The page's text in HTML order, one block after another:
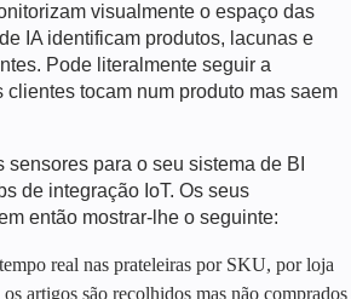
visualmente o espaço das
IA identificam produtos, lacunas e
Pode literalmente seguir a
clientes tocam num produto mas saem
para o seu sistema de BI
de integração IoT. Os seus
então mostrar-lhe o seguinte:
real nas prateleiras por SKU, por loja
artigos são recolhidos mas não comprados